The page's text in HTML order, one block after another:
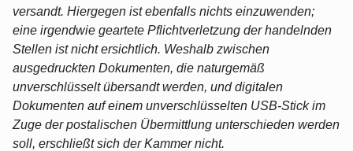
versandt. Hiergegen ist ebenfalls nichts einzuwenden;
eine irgendwie geartete Pflichtverletzung der handelnden
Stellen ist nicht ersichtlich. Weshalb zwischen
ausgedruckten Dokumenten, die naturgemäß
unverschlüsselt übersandt werden, und digitalen
Dokumenten auf einem unverschlüsselten USB-Stick im
Zuge der postalischen Übermittlung unterschieden werden
soll, erschließt sich der Kammer nicht.